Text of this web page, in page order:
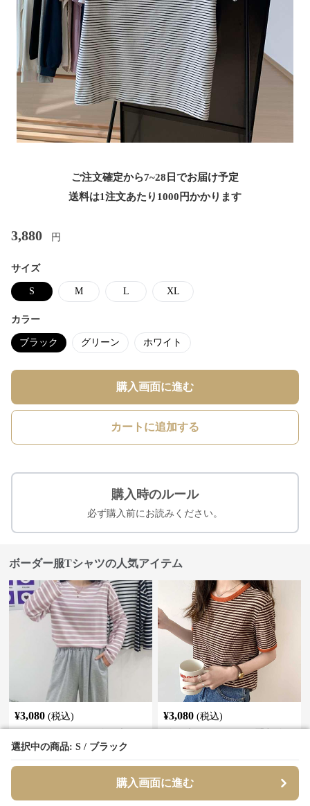
選択中の商品: S / ブラック
購入画面に進む
ご注文確定から7~28日でお届け予定
送料は1注文あたり 1000 円かかります
3,880 円
サイズ
S M L XL
カラー
ブラック グリーン ホワイト
購入画面に進む
カートに追加する
選択中の商品: S / ブラック
購入画面に進む
購入時のルール
必ず購入前にお読みください。
ボーダー服Tシャツの人気アイテム
¥3,080 (税込)
ャツ ボーダー服
全4色
¥3,080 (税込)
全3色